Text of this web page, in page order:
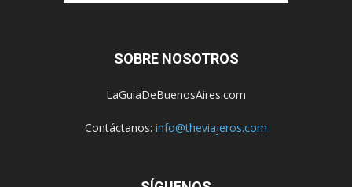
SOBRE NOSOTROS
LaGuiaDeBuenosAires.com
Contáctanos: info@theviajeros.com